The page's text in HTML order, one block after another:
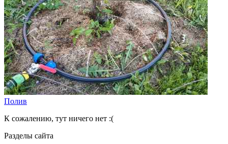
Полив
К сожалению, тут ничего нет :(
Разделы сайта